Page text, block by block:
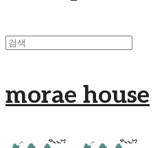
morae house